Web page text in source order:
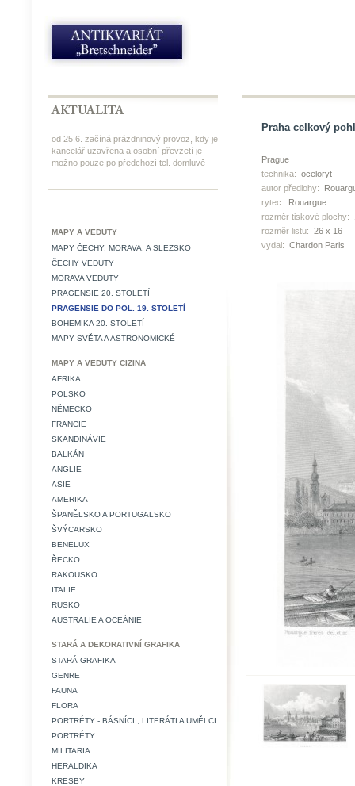
od 25.6. začíná prázdninový provoz, kdy je
kancelář uzavřena a osobní převzetí je
možno pouze po předchozí tel. domluvě
MAPY A VEDUTY
MAPY ČECHY, MORAVA, A SLEZSKO
ČECHY VEDUTY
MORAVA VEDUTY
PRAGENSIE 20. STOLETÍ
PRAGENSIE DO POL. 19. STOLETÍ
BOHEMIKA 20. STOLETÍ
MAPY SVĚTA A ASTRONOMICKÉ
MAPY A VEDUTY CIZINA
AFRIKA
POLSKO
NĚMECKO
FRANCIE
SKANDINÁVIE
BALKÁN
ANGLIE
ASIE
AMERIKA
ŠPANĚLSKO A PORTUGALSKO
ŠVÝCARSKO
BENELUX
ŘECKO
RAKOUSKO
ITALIE
RUSKO
AUSTRALIE A OCEÁNIE
STARÁ A DEKORATIVNÍ GRAFIKA
STARÁ GRAFIKA
GENRE
FAUNA
FLORA
PORTRÉTY - BÁSNÍCI , LITERÁTI A UMĚLCI
PORTRÉTY
MILITARIA
HERALDIKA
KRESBY
Praha celkový
Prague
technika: oceloryt
autor předlohy:
rytec:
Rouargue
rozměr tiskové plochy:
rozměr listu: 26 x 16
vydal: Chardon Paris